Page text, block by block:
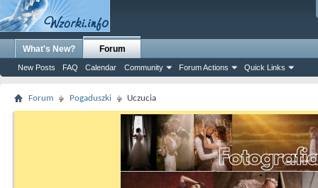
What's New? Forum
New Posts FAQ Calendar Community Forum Actions Quick Links
Forum Pogaduszki Uczucia